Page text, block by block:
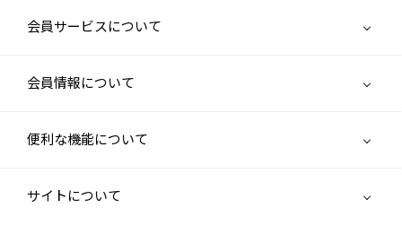
会員サービスについて
会員情報について
便利な機能について
サイトについて